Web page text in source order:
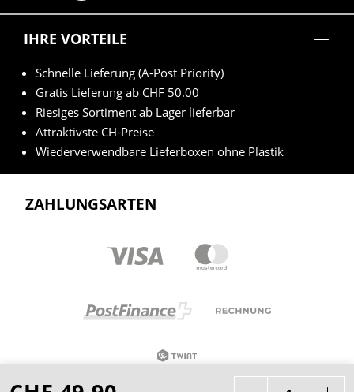
IHRE VORTEILE
Schnelle Lieferung (A-Post Priority)
Gratis Lieferung ab CHF 50.00
Riesiges Sortiment ab Lager lieferbar
Attraktivste CH-Preise
Wiederverwendbare Lieferboxen ohne Plastik
ZAHLUNGSARTEN